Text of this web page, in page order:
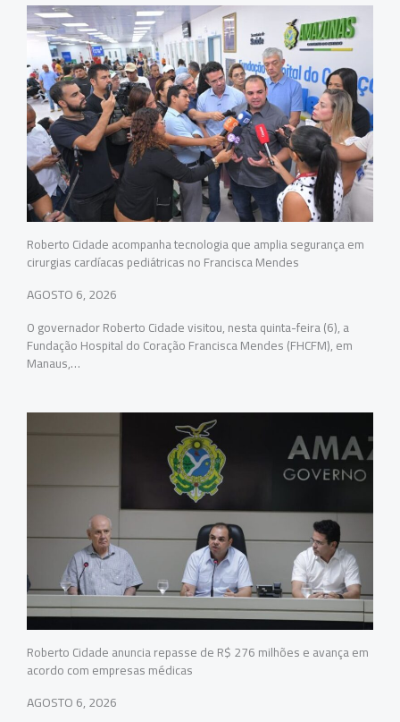
Roberto Cidade acompanha tecnologia que amplia segurança em
cirurgias cardíacas pediátricas no Francisca Mendes
AGOSTO 6, 2026
O governador Roberto Cidade visitou, nesta quinta-feira (6), a
Fundação Hospital do Coração Francisca Mendes (FHCFM), em
Manaus,…
Roberto Cidade anuncia repasse de R$ 276 milhões e avança em
acordo com empresas médicas
AGOSTO 6, 2026